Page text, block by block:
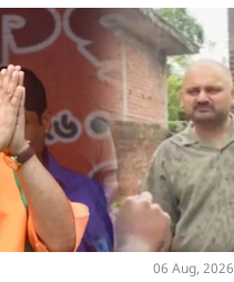
06 Aug, 2026